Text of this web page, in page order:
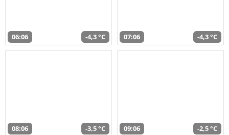
06:06 -4,3 °C 07:06 -4,3 °C
08:06 -3,5 °C 09:06 -2,5 °C